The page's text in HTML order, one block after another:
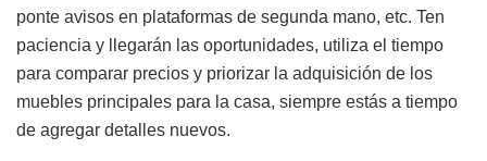
ponte avisos en plataformas de segunda mano, etc. Ten
paciencia y llegarán las oportunidades, utiliza el tiempo
para comparar precios y priorizar la adquisición de los
muebles principales para la casa, siempre estás a tiempo
de agregar detalles nuevos.